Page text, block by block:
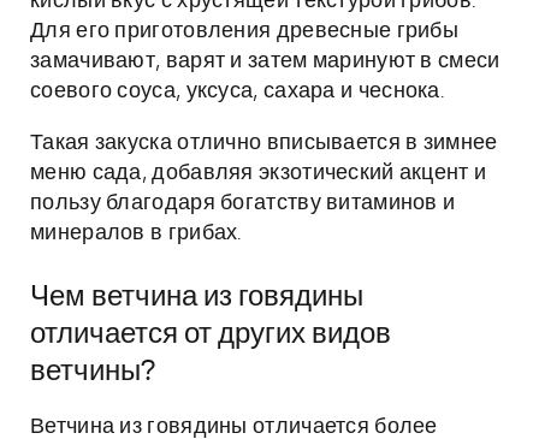
Для его приготовления древесные грибы
замачивают, варят и затем маринуют в смеси
соевого соуса, уксуса, сахара и чеснока.
Такая закуска отлично вписывается в зимнее
меню сада, добавляя экзотический акцент и
пользу благодаря богатству витаминов и
минералов в грибах.
Чем ветчина из говядины
отличается от других видов
ветчины?
Ветчина из говядины отличается более